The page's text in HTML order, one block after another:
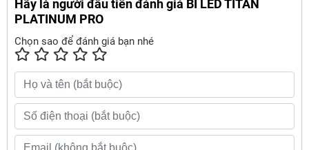
Hãy là người đầu tiên đánh giá BI LED TITAN
PLATINUM PRO
Chọn sao để đánh giá bạn nhé